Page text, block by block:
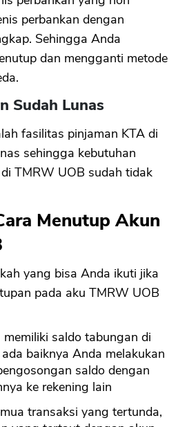
perbankan dengan
Sehingga Anda
dan mengganti metode
Sudah Lunas
fasilitas pinjaman KTA di
sehingga kebutuhan
TMRW UOB sudah tidak
Menutup Akun
yang bisa Anda ikuti jika
pada aku TMRW UOB
saldo tabungan di
baiknya Anda melakukan
saldo dengan
ke rekening lain
transaksi yang tertunda,